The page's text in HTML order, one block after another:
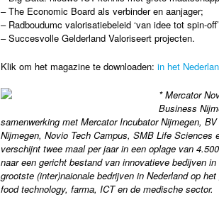
– The Economic Board als verbinder en aanjager;
– Radboudumc valorisatiebeleid ‘van idee tot spin-off’
– Succesvolle Gelderland Valoriseert projecten.
Klik om het magazine te downloaden: in het
* Mercator
Business
samenwerking met Mercator Incubator Nijmegen,
Nijmegen, Novio Tech Campus, SMB Life Sciences
verschijnt twee maal per jaar in een oplage van
naar een gericht bestand van innovatieve bedijven
grootste (inter)naionale bedrijven in Nederland op
food technology, farma, ICT en de medische sector.